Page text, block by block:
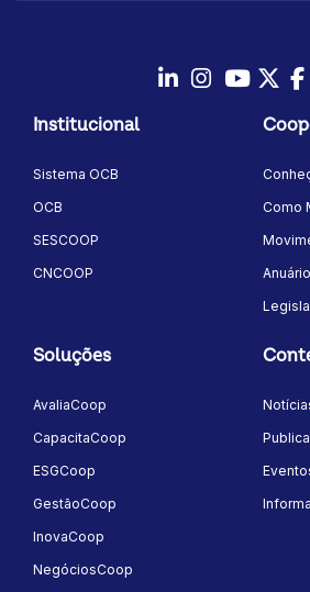
Instagram
Youtube
Institucional
Sistema OCB
OCB
SESCOOP
CNCOOP
Como
Soluções
AvaliaCoop
CapacitaCoop
ESGCoop
GestãoCoop
InovaCoop
NegóciosCoop